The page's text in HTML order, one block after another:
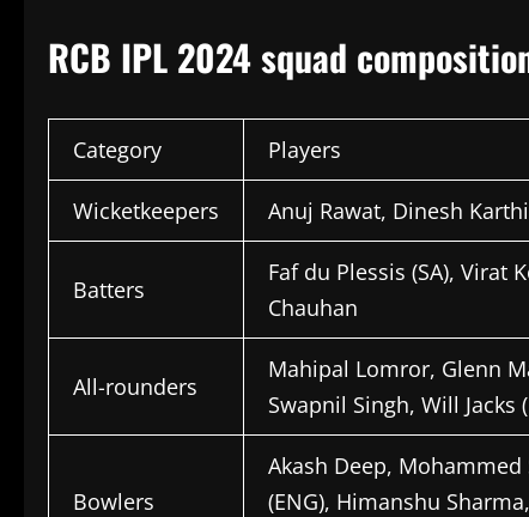
RCB IPL 2024 squad
Category Players
Wicketkeepers Anuj Rawat, Dinesh
Batters
Faf du Plessis (SA), Virat
Chauhan
All-rounders
Mahipal Lomror, Glenn
Swapnil Singh, Will Jacks
Bowlers
Akash Deep, Mohammed
(ENG), Himanshu